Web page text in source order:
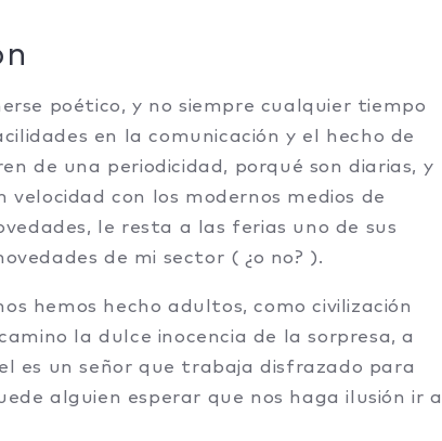
poético, y no siempre cualquier tiempo
en la comunicación y el hecho de
de una periodicidad, porqué son diarias, y
con los modernos medios de
le resta a las ferias uno de sus
de mi sector ( ¿o no? ).
hemos hecho adultos, como civilización
la dulce inocencia de la sorpresa, a
es un señor que trabaja disfrazado para
alguien esperar que nos haga ilusión ir a